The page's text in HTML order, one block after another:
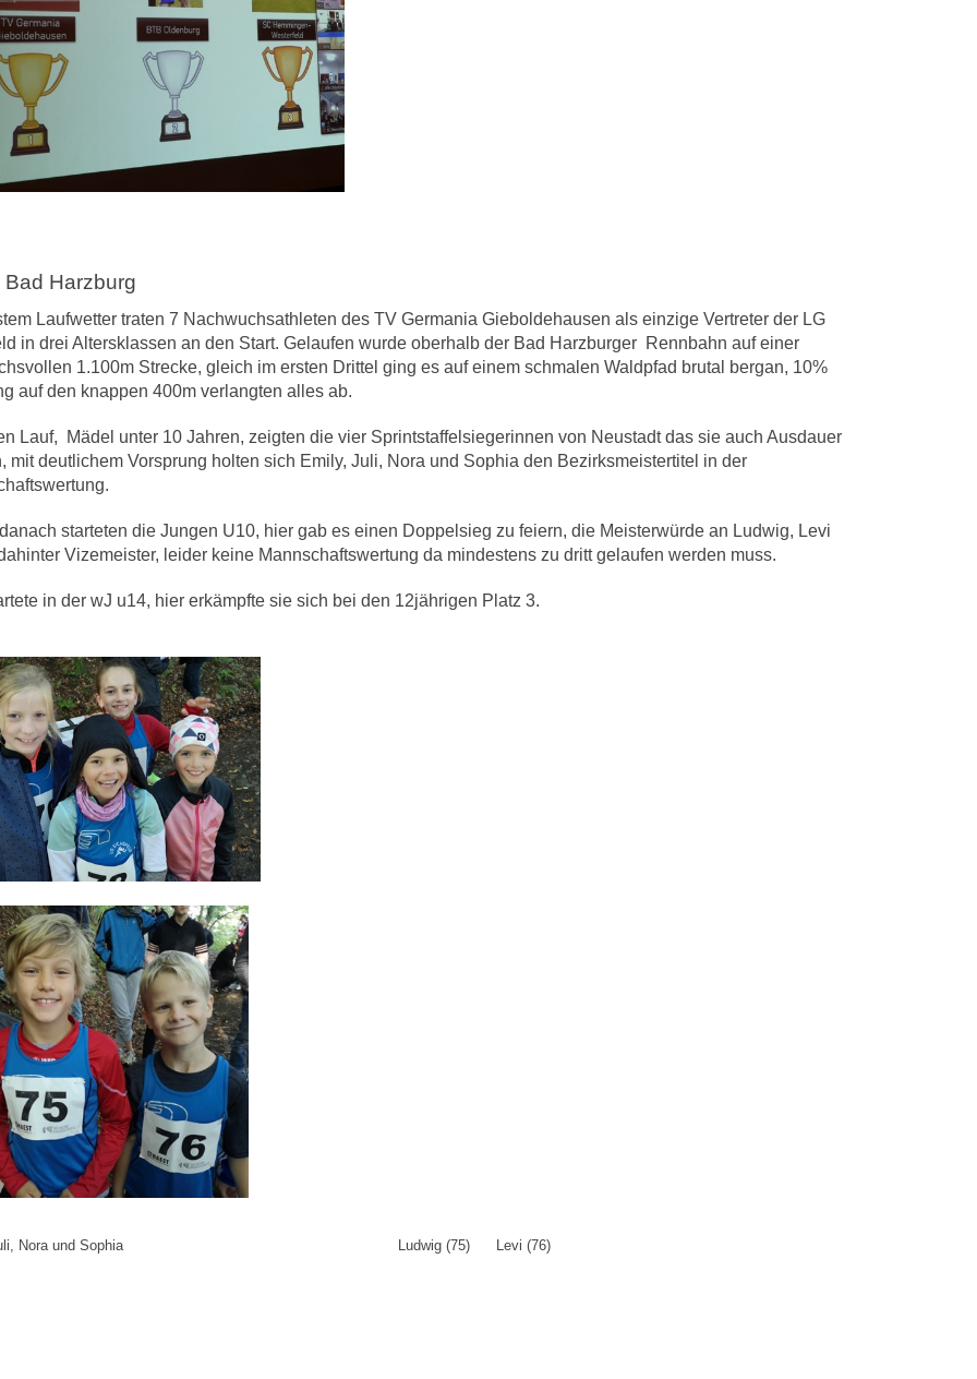
Bad Harzburg
Laufwetter traten 7 Nachwuchsathleten des TV Germania Gieboldehausen als einzige Vertreter der LG
in drei Altersklassen an den Start. Gelaufen wurde oberhalb der Bad Harzburger Rennbahn auf einer
1.100m Strecke, gleich im ersten Drittel ging es auf einem schmalen Waldpfad brutal bergan, 10%
auf den knappen 400m verlangten alles ab.
Lauf, Mädel unter 10 Jahren, zeigten die vier Sprintstaffelsiegerinnen von Neustadt das sie auch Ausdauer
mit deutlichem Vorsprung holten sich Emily, Juli, Nora und Sophia den Bezirksmeistertitel in der
starteten die Jungen U10, hier gab es einen Doppelsieg zu feiern, die Meisterwürde an Ludwig, Levi
Vizemeister, leider keine Mannschaftswertung da mindestens zu dritt gelaufen werden muss.
in der wJ u14, hier erkämpfte sie sich bei den 12jährigen Platz 3.
Juli, Nora und Sophia Ludwig (75) Levi (76)